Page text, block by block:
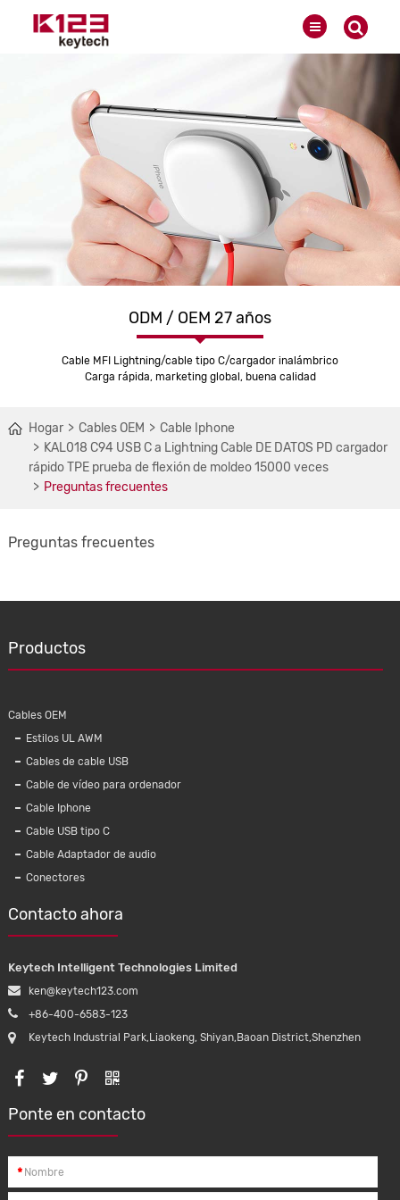
ODM / OEM 27 años
Cable MFI Lightning/cable tipo C/cargador inalámbrico
Carga rápida, marketing global, buena calidad
Hogar Cables OEM
Cable Iphone
KAL018 C94 USB C a Lightning Cable DE DATOS PD cargador
rápido TPE prueba de flexión de moldeo 15000 veces
Preguntas frecuentes
Preguntas frecuentes
Productos
Cables OEM
Estilos UL AWM
Cables de cable USB
Cable de vídeo para ordenador
Cable Iphone
Cable USB tipo C
Cable Adaptador de audio
Conectores
Contacto ahora
Keytech Intelligent Technologies Limited
ken@keytech123.com
+86-400-6583-123
Keytech Industrial Park,Liaokeng, Shiyan,Baoan District,Shenzhen
Ponte en contacto
*